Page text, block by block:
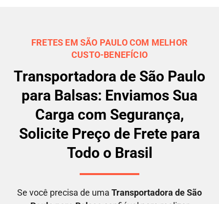
FRETES EM SÃO PAULO COM MELHOR
CUSTO-BENEFÍCIO
Transportadora de São Paulo
para Balsas: Enviamos Sua
Carga com Segurança,
Solicite Preço de Frete para
Todo o Brasil
Se você precisa de uma Transportadora de São